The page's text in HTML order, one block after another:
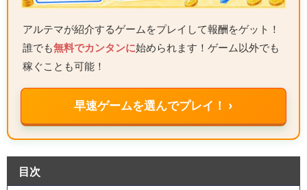
アルテマが紹介するゲームをプレイして報酬をゲット！
誰でも無料でカンタンに始められます！ゲーム以外でも
稼ぐことも可能！
早速ゲームを選んでプレイ！ ›
目次